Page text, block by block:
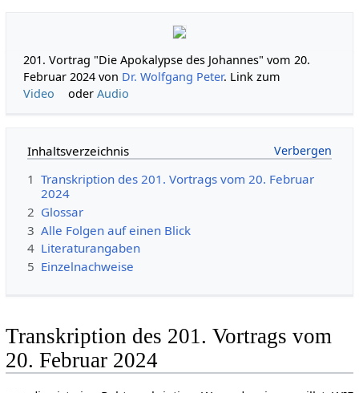
201. Vortrag "Die Apokalypse des Johannes" vom 20.
Februar 2024 von Dr. Wolfgang Peter. Link zum
Video
oderAudio
Inhaltsverzeichnis
1 Transkription des 201. Vortrags vom 20. Februar
2024
2 Glossar
3 Alle Folgen auf einen Blick
4 Literaturangaben
5 Einzelnachweise
Transkription des 201. Vortrags vom
20. Februar 2024